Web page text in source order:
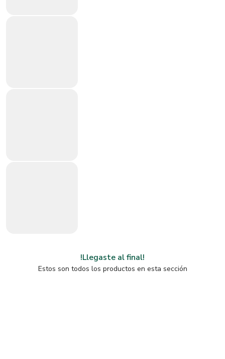
!Llegaste al final!
Estos son todos los productos en esta sección